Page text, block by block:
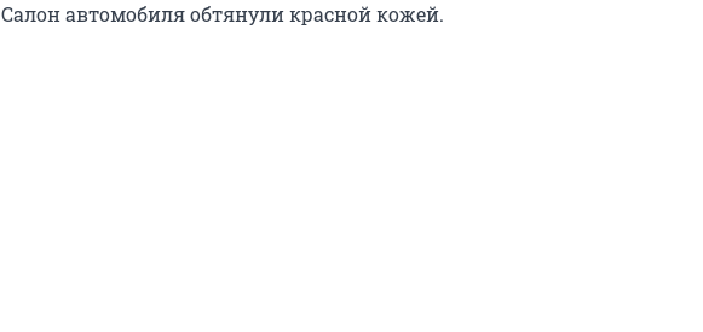
Салон автомобиля обтянули красной кожей.